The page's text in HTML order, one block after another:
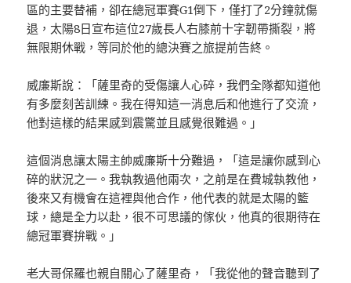
區的主要替補，卻在總冠軍賽G1倒下，僅打了2分鐘就傷
退，太陽8日宣布這位27歲長人右膝前十字韌帶撕裂，將
無限期休戰，等同於他的總決賽之旅提前告終。
威廉斯說：「薩里奇的受傷讓人心碎，我們全隊都知道他
有多麼刻苦訓練。我在得知這一消息后和他進行了交流，
他對這樣的結果感到震驚並且感覺很難過。」
這個消息讓太陽主帥威廉斯十分難過，「這是讓你感到心
碎的狀況之一。我執教過他兩次，之前是在費城執教他，
後來又有機會在這裡與他合作，他代表的就是太陽的籃
球，總是全力以赴，很不可思議的傢伙，他真的很期待在
總冠軍賽拚戰。」
老大哥保羅也親自關心了薩里奇，「我從他的聲音聽到了